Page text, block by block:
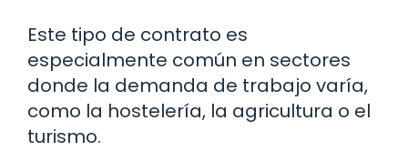
Este tipo de contrato es
especialmente común en sectores
donde la demanda de trabajo varía,
como la hostelería, la agricultura o el
turismo.